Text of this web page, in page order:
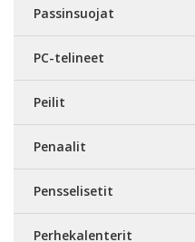
Passinsuojat
PC-telineet
Peilit
Penaalit
Pensselisetit
Perhekalenterit